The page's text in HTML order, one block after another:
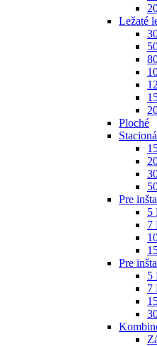
Ležaté
Ploché
Pre
5
7
Pre
5
7